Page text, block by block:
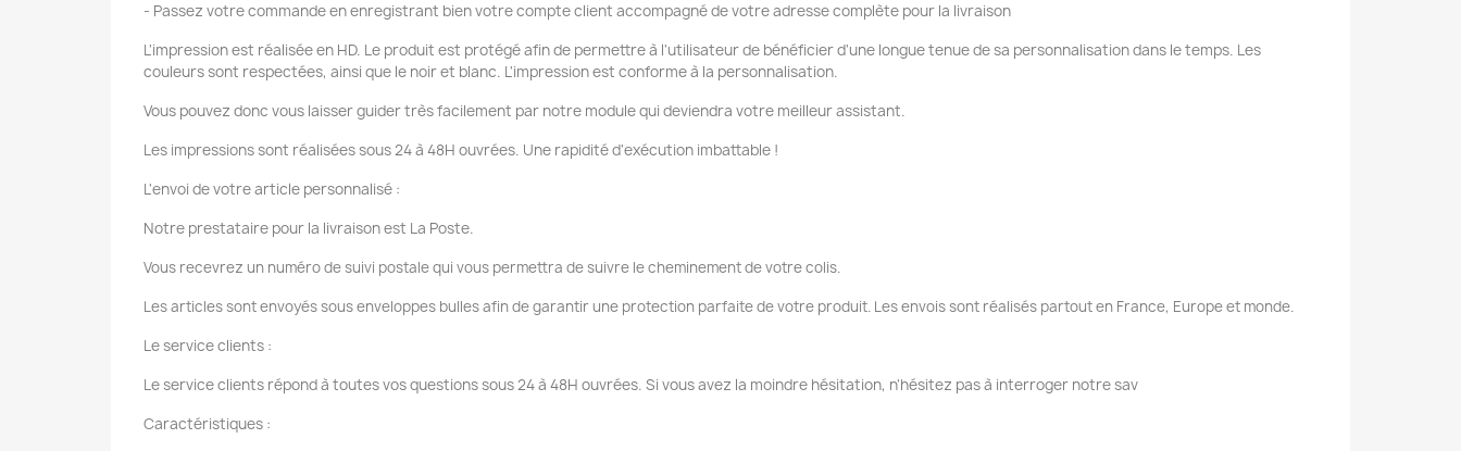
- Passez votre commande en enregistrant bien votre compte client accompagné de votre adresse complète pour la livraison
L'impression est réalisée en HD. Le produit est protégé afin de permettre à l'utilisateur de bénéficier d'une longue tenue de sa personnalisation dans le temps. Les
couleurs sont respectées, ainsi que le noir et blanc. L'impression est conforme à la personnalisation.
Vous pouvez donc vous laisser guider très facilement par notre module qui deviendra votre meilleur assistant.
Les impressions sont réalisées sous 24 à 48H ouvrées. Une rapidité d'exécution imbattable !
L'envoi de votre article personnalisé :
Notre prestataire pour la livraison est La Poste.
Vous recevrez un numéro de suivi postale qui vous permettra de suivre le cheminement de votre colis.
Les articles sont envoyés sous enveloppes bulles afin de garantir une protection parfaite de votre produit. Les envois sont réalisés partout en France, Europe et monde.
Le service clients :
Le service clients répond à toutes vos questions sous 24 à 48H ouvrées. Si vous avez la moindre hésitation, n'hésitez pas à interroger notre sav
Caractéristiques :